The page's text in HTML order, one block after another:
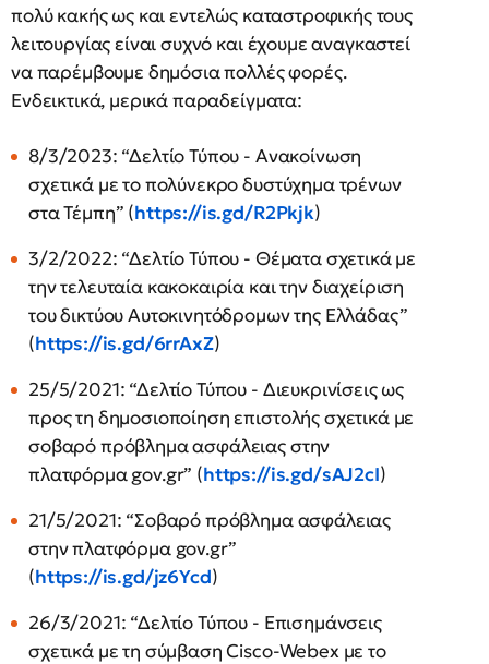
πολύ κακής ως και εντελώς καταστροφικής τους
λειτουργίας είναι συχνό και έχουμε αναγκαστεί
να παρέμβουμε δημόσια πολλές φορές.
Ενδεικτικά, μερικά παραδείγματα:
8/3/2023: “Δελτίο Τύπου - Ανακοίνωση
σχετικά με το πολύνεκρο δυστύχημα τρένων
στα Τέμπη” (https://is.gd/R2Pkjk)
3/2/2022: “Δελτίο Τύπου - Θέματα σχετικά με
την τελευταία κακοκαιρία και την διαχείριση
του δικτύου Αυτοκινητόδρομων της Ελλάδας”
(https://is.gd/6rrAxZ)
25/5/2021: “Δελτίο Τύπου - Διευκρινίσεις ως
προς τη δημοσιοποίηση επιστολής σχετικά με
σοβαρό πρόβλημα ασφάλειας στην
πλατφόρμα gov.gr” (https://is.gd/sAJ2cI)
21/5/2021: “Σοβαρό πρόβλημα ασφάλειας
στην πλατφόρμα gov.gr”
(https://is.gd/jz6Ycd)
26/3/2021: “Δελτίο Τύπου - Επισημάνσεις
σχετικά με τη σύμβαση Cisco-Webex με το